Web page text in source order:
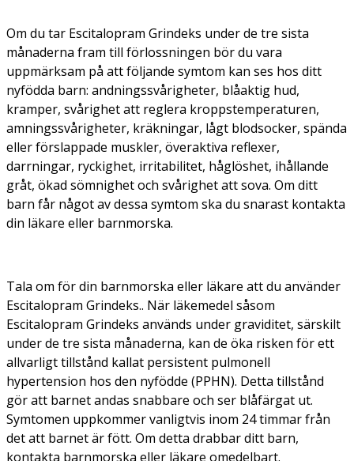
Om du tar Escitalopram Grindeks under de tre sista
månaderna fram till förlossningen bör du vara
uppmärksam på att följande symtom kan ses hos ditt
nyfödda barn: andningssvårigheter, blåaktig hud,
kramper, svårighet att reglera kroppstemperaturen,
amningssvårigheter, kräkningar, lågt blodsocker, spända
eller förslappade muskler, överaktiva reflexer,
darrningar, ryckighet, irritabilitet, håglöshet, ihållande
gråt, ökad sömnighet och svårighet att sova. Om ditt
barn får något av dessa symtom ska du snarast kontakta
din läkare eller barnmorska.
Tala om för din barnmorska eller läkare att du använder
Escitalopram Grindeks.. När läkemedel såsom
Escitalopram Grindeks används under graviditet, särskilt
under de tre sista månaderna, kan de öka risken för ett
allvarligt tillstånd kallat persistent pulmonell
hypertension hos den nyfödde (PPHN). Detta tillstånd
gör att barnet andas snabbare och ser blåfärgat ut.
Symtomen uppkommer vanligtvis inom 24 timmar från
det att barnet är fött. Om detta drabbar ditt barn,
kontakta barnmorska eller läkare omedelbart.